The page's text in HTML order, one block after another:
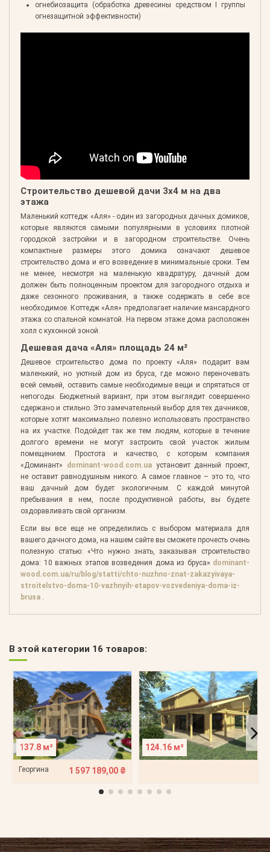
огнебиозащита (обработка древесины средством I группы
огнезащитной эффективности)
Строительство дешевой дачи 3х4 м на два
этажа
Маленький коттедж «Аля» - один из загородных дачных домиков,
которые являются самыми популярными в условиях плотной
городской застройки и в загородном строительстве. Очень
компактные размеры этого домика означают дешевое
строительство дома и его возведение в минимальные сроки. Тем
не менее, несмотря на маленькую квадратуру, дачный дом
должен быть полноценным проектом для загородного отдыха и
даже сезонного проживания, а также содержать в себе все
необходимое. Коттедж «Аля» предполагает наличие мансардного
этажа со спальной комнатой. На первом этаже дома расположен
холл с кухонной зоной.
Дешевая дача «Аля» площадь 24 м²
Дешевое строительство дома по проекту «Аля» подарит вам
маленький, но уютный дом из бруса, где можно переночевать
всей семьей, оставить самые необходимые вещи и спрятаться от
непогоды. Бюджетный вариант, при этом выглядит совершенно
сдержано и стильно. Это замечательный выбор для тех дачников,
которые хотят максимально полезно использовать пространство
на их участке. Подойдет так же тем людям, которые в течение
долгого времени не могут застроить свой участок жилым
помещением. Простота и качество, с которым компания
«Доминант» dominant-wood.com.uaустановит данный проект,
не оставит равнодушным никого. А самое главное – это то, что
ваш дачный дом будет экологичным. С каждой минутой
пребывания в нем, после продуктивной работы, вы будете
оздоравливать свой организм.
Если вы все еще не определились с выбором материала для
вашего дачного дома, на нашем сайте вы сможете прочесть очень
полезную статью: «Что нужно знать, заказывая строительство
дома: 10 важных этапов возведения дома из бруса» dominant-
wood.com.ua/ru/blog/statti/chto-nuzhno-znat-zakazyivaya-
stroitelstvo-doma-10-vazhnyih-etapov-vozvedeniya-doma-iz-
brusa .
В этой категории 16 товаров:
137.8 м²
Георгина 1 597 189,00 ₴
124.16 м²